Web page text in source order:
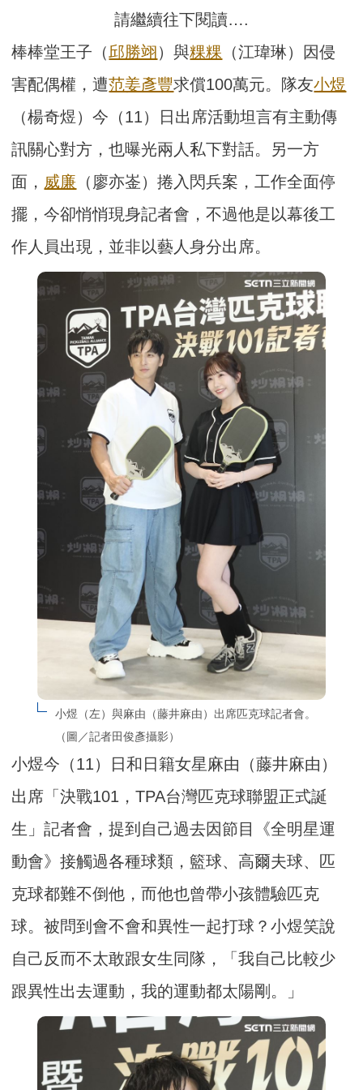
請繼續往下閱讀….
棒棒堂王子（邱勝翊）與粿粿 （江瑋琳）因侵
害配偶權，遭范姜彥豐求償100萬元。隊友小煜
（楊奇煜）今（11）日出席活動坦言有主動傳
訊關心對方，也曝光兩人私下對話。另一方
面， 威廉 （廖亦崟）捲入閃兵案，工作全面停
擺，今卻悄悄現身記者會，不過他是以幕後工
作人員出現，並非以藝人身分出席。
小煜（左）與麻由（藤井麻由）出席匹克球記者會。
（圖／記者田俊彥攝影）
小煜今（11）日和日籍女星麻由（藤井麻由）
出席「決戰101，TPA台灣匹克球聯盟正式誕
生」記者會，提到自己過去因節目《全明星運
動會》接觸過各種球類，籃球、高爾夫球、匹
克球都難不倒他，而他也曾帶小孩體驗匹克
球。被問到會不會和異性一起打球？小煜笑說
自己反而不太敢跟女生同隊，「我自己比較少
跟異性出去運動，我的運動都太陽剛。」